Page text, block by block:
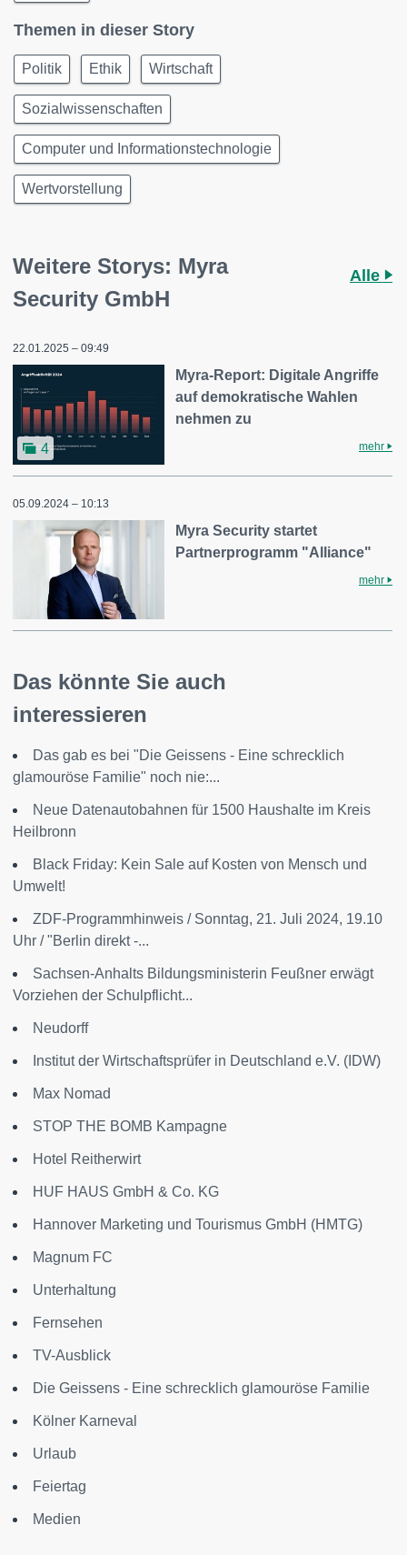
Themen in dieser Story
Politik Ethik Wirtschaft
Sozialwissenschaften
Computer und Informationstechnologie
Wertvorstellung
Weitere Storys: Myra
Security GmbH
Alle
22.01.2025 – 09:49
4
Myra-Report: Digitale Angriffe
auf demokratische Wahlen
nehmen zu
mehr
05.09.2024 – 10:13
Myra Security startet
Partnerprogramm "Alliance"
mehr
Das könnte Sie auch
interessieren
Das gab es bei "Die Geissens - Eine schrecklich
glamouröse Familie" noch nie:...
Neue Datenautobahnen für 1500 Haushalte im Kreis
Heilbronn
Black Friday: Kein Sale auf Kosten von Mensch und
Umwelt!
ZDF-Programmhinweis / Sonntag, 21. Juli 2024, 19.10
Uhr / "Berlin direkt -...
Sachsen-Anhalts Bildungsministerin Feußner erwägt
Vorziehen der Schulpflicht...
Neudorff
Institut der Wirtschaftsprüfer in Deutschland e.V. (IDW)
Max Nomad
STOP THE BOMB Kampagne
Hotel Reitherwirt
HUF HAUS GmbH & Co. KG
Hannover Marketing und Tourismus GmbH (HMTG)
Magnum FC
Unterhaltung
Fernsehen
TV-Ausblick
Die Geissens - Eine schrecklich glamouröse Familie
Kölner Karneval
Urlaub
Feiertag
Medien